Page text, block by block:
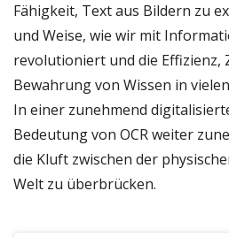
Fähigkeit, Text aus Bildern zu
und Weise, wie wir mit
revolutioniert und die Effizienz,
Bewahrung von Wissen in
In einer zunehmend
Bedeutung von OCR weiter
die Kluft zwischen der
Welt zu überbrücken.